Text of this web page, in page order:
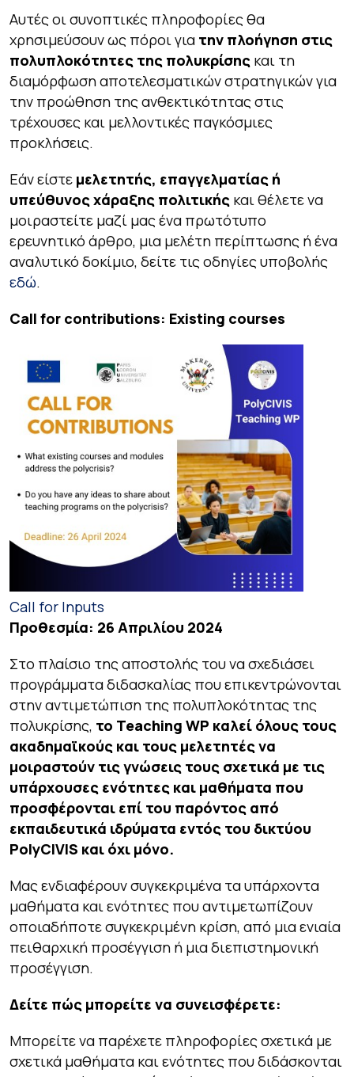
Αυτές οι συνοπτικές πληροφορίες θα
χρησιμεύσουν ως πόροι για την πλοήγηση στις
πολυπλοκότητες της πολυκρίσης και τη
διαμόρφωση αποτελεσματικών στρατηγικών για
την προώθηση της ανθεκτικότητας στις
τρέχουσες και μελλοντικές παγκόσμιες
προκλήσεις.
Εάν είστε μελετητής, επαγγελματίας ή
υπεύθυνος χάραξης πολιτικής και θέλετε να
μοιραστείτε μαζί μας ένα πρωτότυπο
ερευνητικό άρθρο, μια μελέτη περίπτωσης ή ένα
αναλυτικό δοκίμιο, δείτε τις οδηγίες υποβολής
εδώ.
Call for contributions: Existing courses
Call for Inputs
Προθεσμία: 26 Απριλίου 2024
Στο πλαίσιο της αποστολής του να σχεδιάσει
προγράμματα διδασκαλίας που επικεντρώνονται
στην αντιμετώπιση της πολυπλοκότητας της
πολυκρίσης, το Teaching WP καλεί όλους τους
ακαδημαϊκούς και τους μελετητές να
μοιραστούν τις γνώσεις τους σχετικά με τις
υπάρχουσες ενότητες και μαθήματα που
προσφέρονται επί του παρόντος από
εκπαιδευτικά ιδρύματα εντός του δικτύου
PolyCIVIS και όχι μόνο.
Μας ενδιαφέρουν συγκεκριμένα τα υπάρχοντα
μαθήματα και ενότητες που αντιμετωπίζουν
οποιαδήποτε συγκεκριμένη κρίση, από μια ενιαία
πειθαρχική προσέγγιση ή μια διεπιστημονική
προσέγγιση.
Δείτε πώς μπορείτε να συνεισφέρετε:
Μπορείτε να παρέχετε πληροφορίες σχετικά με
σχετικά μαθήματα και ενότητες που διδάσκονται